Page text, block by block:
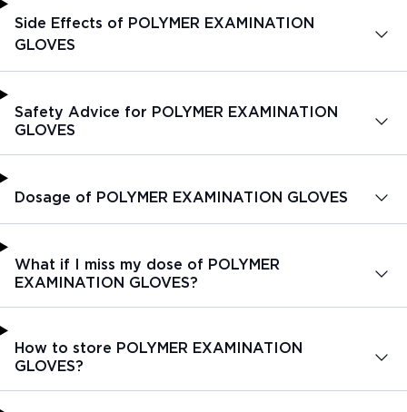
Side Effects of POLYMER EXAMINATION
GLOVES
Safety Advice for POLYMER EXAMINATION
GLOVES
Dosage of POLYMER EXAMINATION GLOVES
What if I miss my dose of POLYMER
EXAMINATION GLOVES?
How to store POLYMER EXAMINATION
GLOVES?